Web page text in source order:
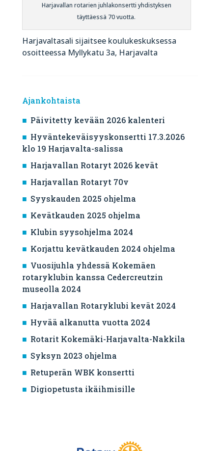
Harjavallan rotarien juhlakonsertti yhdistyksen
täyttäessä 70 vuotta.
Harjavaltasali sijaitsee koulukeskuksessa
osoitteessa Myllykatu 3a, Harjavalta
Ajankohtaista
Päivitetty kevään 2026 kalenteri
Hyväntekeväisyyskonsertti 17.3.2026
klo 19 Harjavalta-salissa
Harjavallan Rotaryt 2026 kevät
Harjavallan Rotaryt 70v
Syyskauden 2025 ohjelma
Kevätkauden 2025 ohjelma
Klubin syysohjelma 2024
Korjattu kevätkauden 2024 ohjelma
Vuosijuhla yhdessä Kokemäen
rotaryklubin kanssa Cedercreutzin
museolla 2024
Harjavallan Rotaryklubi kevät 2024
Hyvää alkanutta vuotta 2024
Rotarit Kokemäki-Harjavalta-Nakkila
Syksyn 2023 ohjelma
Retuperän WBK konsertti
Digiopetusta ikäihmisille